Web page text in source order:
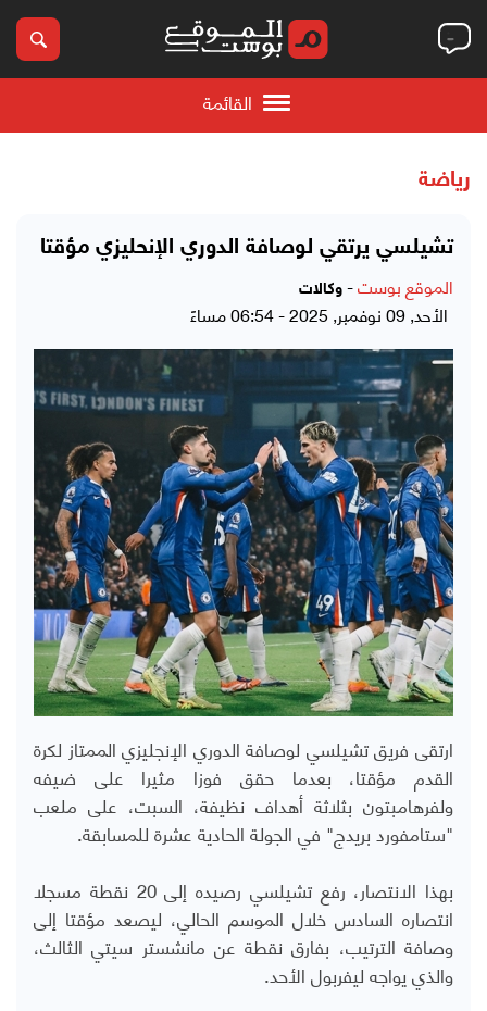
القائمة
رياضة
تشيلسي يرتقي لوصافة الدوري الإنحليزي مؤقتا
الموقع بوست- وكالات
الأحد, 09 نوفمبر, 2025 - 06:54 مساءً
ارتقى فريق تشيلسي لوصافة الدوري الإنجليزي الممتاز لكرة
القدم مؤقتا، بعدما حقق فوزا مثيرا على ضيفه
ولفرهامبتون بثلاثة أهداف نظيفة، السبت، على ملعب
"ستامفورد بريدج" في الجولة الحادية عشرة للمسابقة.
بهذا الانتصار، رفع تشيلسي رصيده إلى 20 نقطة مسجلا
انتصاره السادس خلال الموسم الحالي، ليصعد مؤقتا إلى
وصافة الترتيب، بفارق نقطة عن مانشستر سيتي الثالث،
والذي يواجه ليفربول الأحد.